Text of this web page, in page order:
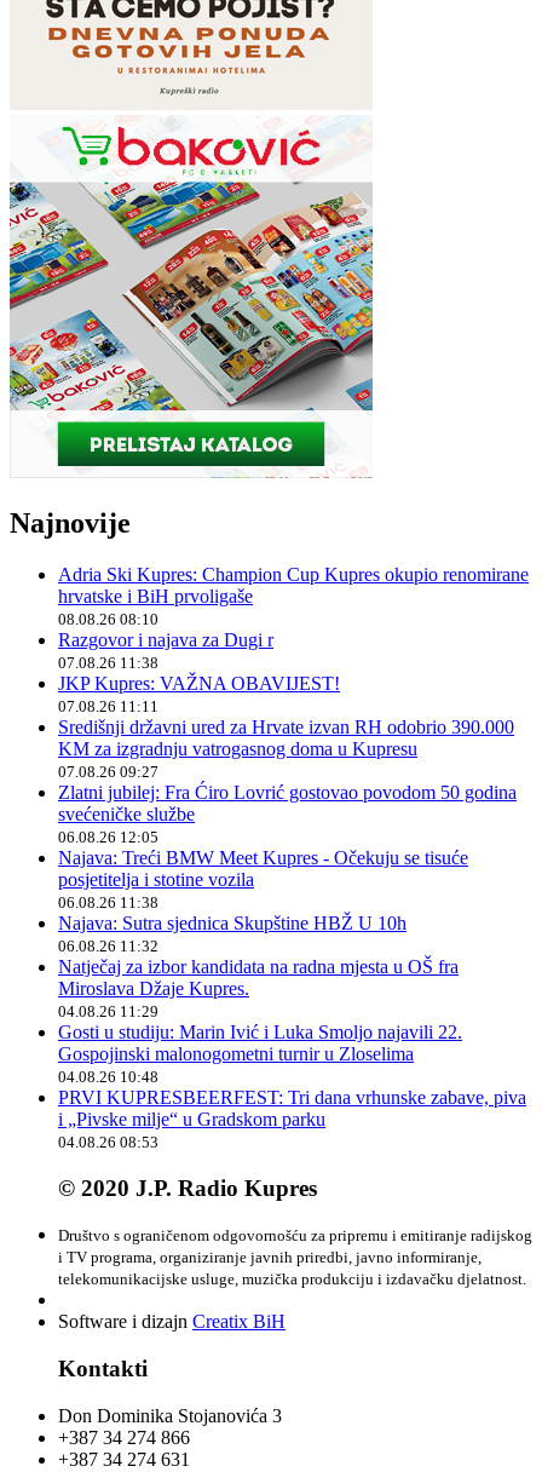
Najnovije
Adria Ski Kupres: Champion Cup Kupres okupio renomirane
hrvatske i BiH prvoligaše
08.08.26 08:10
Razgovor i najava za Dugi r
07.08.26 11:38
JKP Kupres: VAŽNA OBAVIJEST!
07.08.26 11:11
Središnji državni ured za Hrvate izvan RH odobrio 390.000
KM za izgradnju vatrogasnog doma u Kupresu
07.08.26 09:27
Zlatni jubilej: Fra Ćiro Lovrić gostovao povodom 50 godina
svećeničke službe
06.08.26 12:05
Najava: Treći BMW Meet Kupres - Očekuju se tisuće
posjetitelja i stotine vozila
06.08.26 11:38
Najava: Sutra sjednica Skupštine HBŽ U 10h
06.08.26 11:32
Natječaj za izbor kandidata na radna mjesta u OŠ fra
Miroslava Džaje Kupres.
04.08.26 11:29
Gosti u studiju: Marin Ivić i Luka Smoljo najavili 22.
Gospojinski malonogometni turnir u Zloselima
04.08.26 10:48
PRVI KUPRESBEERFEST: Tri dana vrhunske zabave, piva
i „Pivske milje“ u Gradskom parku
04.08.26 08:53
© 2020 J.P. Radio Kupres
Društvo s ograničenom odgovornošću za pripremu i emitiranje radijskog
i TV programa, organiziranje javnih priredbi, javno informiranje,
telekomunikacijske usluge, muzička produkciju i izdavačku djelatnost.
Software i dizajn Creatix BiH
Kontakti
Don Dominika Stojanovića 3
+387 34 274 866
+387 34 274 631